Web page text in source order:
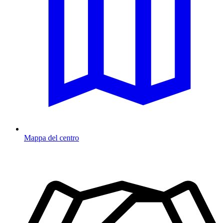
Mappa del centro